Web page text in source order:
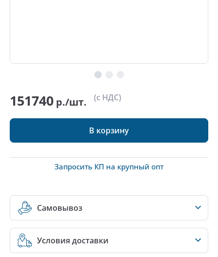
151740 р./шт. (с НДС)
В корзину
Запросить КП на крупный опт
Самовывоз
Условия доставки